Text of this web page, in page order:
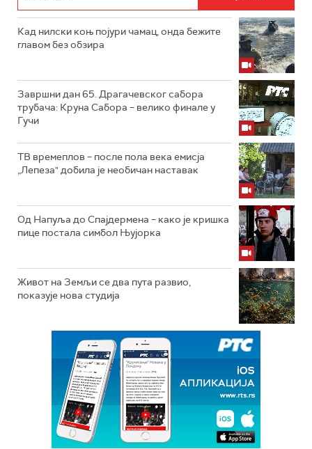
Кад нилски коњ појури чамац, онда бежите
главом без обзира
Завршни дан 65. Драгачевског сабора
трубача: Круна Сабора – велико финале у
Гучи
ТВ времеплов – после пола века емисја
„Лепеза" добила је необичан наставак
Од Напуља до Спајдермена – како је кришка
пице постала симбол Њујорка
Живот на Земљи се два пута развио,
показује нова студија